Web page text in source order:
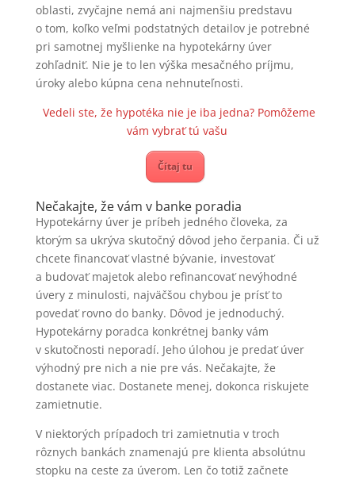
oblasti, zvyčajne nemá ani najmenšiu predstavu
o tom, koľko veľmi podstatných detailov je potrebné
pri samotnej myšlienke na hypotekárny úver
zohľadniť. Nie je to len výška mesačného príjmu,
úroky alebo kúpna cena nehnuteľnosti.
Vedeli ste, že hypotéka nie je iba jedna? Pomôžeme
vám vybrať tú vašu
Čítaj tu
Nečakajte, že vám v banke poradia
Hypotekárny úver je príbeh jedného človeka, za
ktorým sa ukrýva skutočný dôvod jeho čerpania. Či už
chcete financovať vlastné bývanie, investovať
a budovať majetok alebo refinancovať nevýhodné
úvery z minulosti, najväčšou chybou je prísť to
povedať rovno do banky. Dôvod je jednoduchý.
Hypotekárny poradca konkrétnej banky vám
v skutočnosti neporadí. Jeho úlohou je predať úver
výhodný pre nich a nie pre vás. Nečakajte, že
dostanete viac. Dostanete menej, dokonca riskujete
zamietnutie.
V niektorých prípadoch tri zamietnutia v troch
rôznych bankách znamenajú pre klienta absolútnu
stopku na ceste za úverom. Len čo totiž začnete